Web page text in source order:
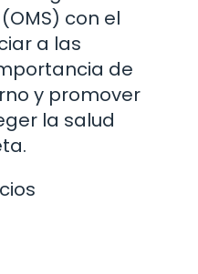
con el
a las
de
y promover
la salud